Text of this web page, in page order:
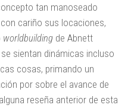
tan manoseado
cariño sus locaciones,
worldbuilding de Abnett
sientan dinámicas incluso
cosas, primando un
por sobre el avance de
reseña anterior de esta